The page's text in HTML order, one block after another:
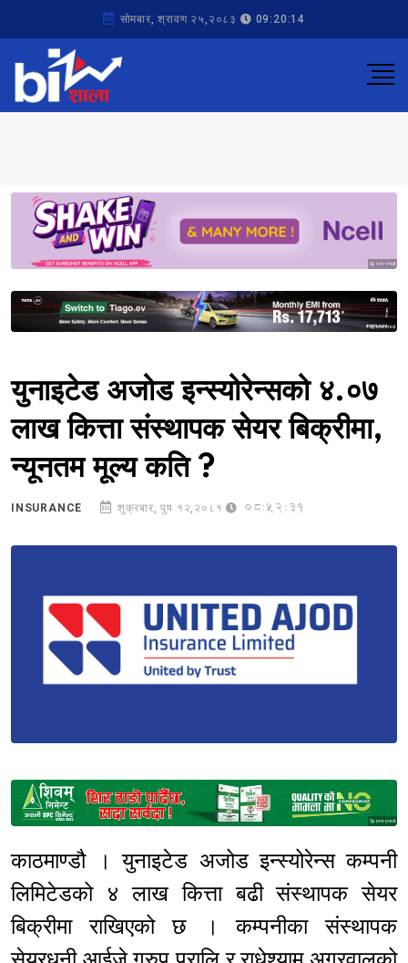
सोमबार, श्रावण २५,२०८३ 09:20:14
Sponsored
Sponsored
युनाइटेड अजोड इन्स्योरेन्सको ४.०७
लाख कित्ता संस्थापक सेयर बिक्रीमा,
न्यूनतम मूल्य कति ?
INSURANCE शुक्रबार, पुष १२,२०८१ 08:52:31
Sponsored
काठमाण्डौ । युनाइटेड अजोड इन्स्योरेन्स कम्पनी
लिमिटेडको ४ लाख कित्ता बढी संस्थापक सेयर
बिक्रीमा राखिएको छ । कम्पनीका संस्थापक